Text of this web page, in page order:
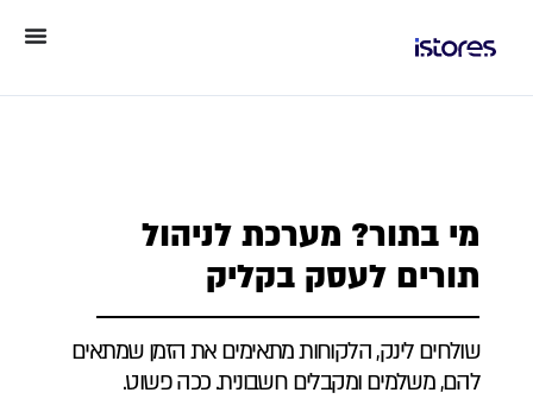
מי בתור? מערכת לניהול
תורים לעסק בקליק
שולחים לינק, הלקוחות מתאימים את הזמן שמתאים
להם, משלמים ומקבלים חשבונית. ככה פשוט.